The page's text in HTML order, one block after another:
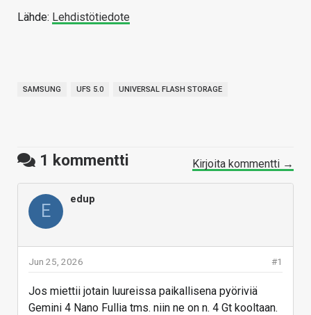
Lähde: Lehdistötiedote
SAMSUNG UFS 5.0 UNIVERSAL FLASH STORAGE
1 kommentti Kirjoita kommentti →
E
edup
#1
Jun 25, 2026
Jos miettii jotain luureissa paikallisena pyöriviä
Gemini 4 Nano Fullia tms. niin ne on n. 4 Gt kooltaan.